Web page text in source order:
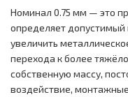
Номинал 0.75 мм — это
определяет допустимый
увеличить
перехода к более
собственную массу,
воздействие,